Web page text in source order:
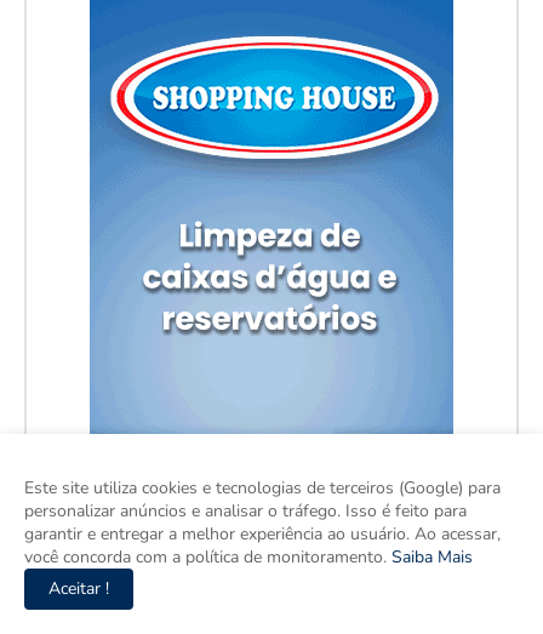
Este site utiliza cookies e tecnologias de terceiros (Google) para
personalizar anúncios e analisar o tráfego. Isso é feito para
garantir e entregar a melhor experiência ao usuário. Ao acessar,
você concorda com a política de monitoramento. Saiba Mais
Aceitar !